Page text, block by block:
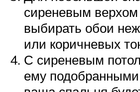
сиреневым
выбирать обои
или коричневых
С сиреневым
ему